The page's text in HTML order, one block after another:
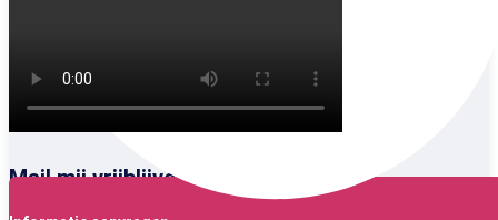
Mail mij vrijblijvend een offerte